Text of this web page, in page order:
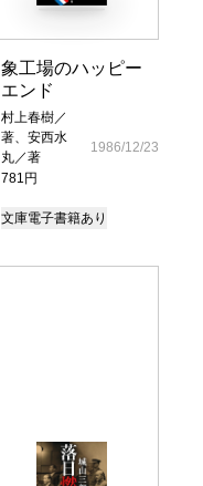
象工場のハッピー
エンド
村上春樹／
著、安西水
丸／著
781円
1986/12/23
文庫電子書籍あり